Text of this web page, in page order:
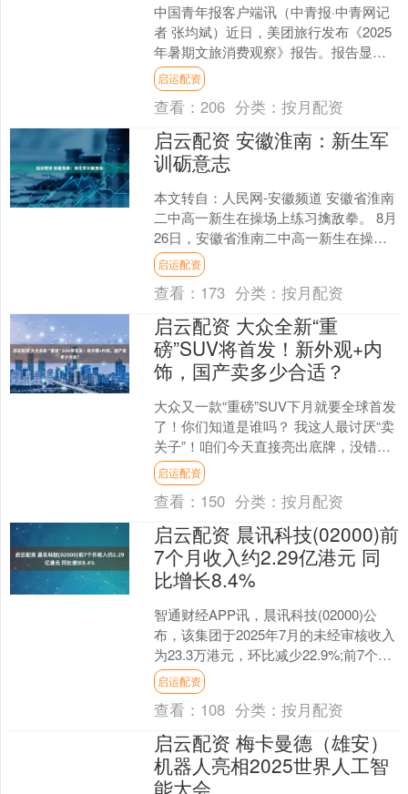
中国青年报客户端讯（中青报·中青网记
者 张均斌）近日，美团旅行发布《2025
年暑期文旅消费观察》报告。报告显
示，今年暑期旅游市场热度持续，各类
细分需求场景迸发，....
启运配资
查看：206 分类：按月配资
启云配资 安徽淮南：新生军
训砺意志
本文转自：人民网-安徽频道 安徽省淮南
二中高一新生在操场上练习擒敌拳。 8月
26日，安徽省淮南二中高一新生在操场
上练习擒敌拳。新学期来临，安徽省淮
南市高中组织新....
启运配资
查看： 173 分类：按月配资
启云配资 大众全新“重
磅”SUV将首发！新外观+内
饰，国产卖多少合适？
大众又一款“重磅”SUV下月就要全球首发
了！你们知道是谁吗？ 我这人最讨厌“卖
关子”！咱们今天直接亮出底牌，没错它
就是大众全新一代探歌！虽然它定位为
一款紧凑型 ....
启运配资
查看： 150 分类：按月配资
启云配资 晨讯科技(02000)前
7个月收入约2.29亿港元 同
比增长8.4%
智通财经APP讯，晨讯科技(02000)公
布，该集团于2025年7月的未经审核收入
为23.3万港元，环比减少22.9%;前7个月
的未经审核收入约2.29亿港元，....
启运配资
查看： 108 分类：按月配资
启云配资 梅卡曼德（雄安）
机器人亮相2025世界人工智
能大会